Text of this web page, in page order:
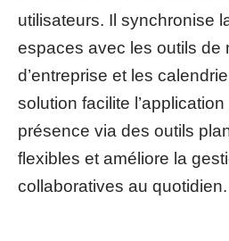
utilisateurs. Il synchronise
espaces avec les outils de
d’entreprise et les
solution facilite
présence via des outils
flexibles et améliore la
collaboratives au quotidien.